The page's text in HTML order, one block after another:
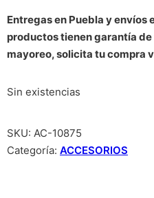
Entregas en Puebla y
productos tienen garantía
mayoreo, solicita tu compra
Sin existencias
SKU: AC-10875
Categoría: ACCESORIOS